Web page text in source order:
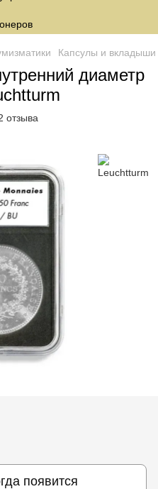
Капсулы и
диаметр
отзыва
появится